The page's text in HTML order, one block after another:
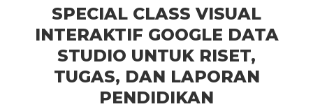
SPECIAL CLASS VISUAL
INTERAKTIF GOOGLE DATA
STUDIO UNTUK RISET,
TUGAS, DAN LAPORAN
PENDIDIKAN